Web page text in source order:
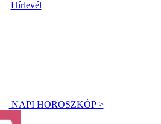
Hírlevél
NAPI HOROSZKÓP >